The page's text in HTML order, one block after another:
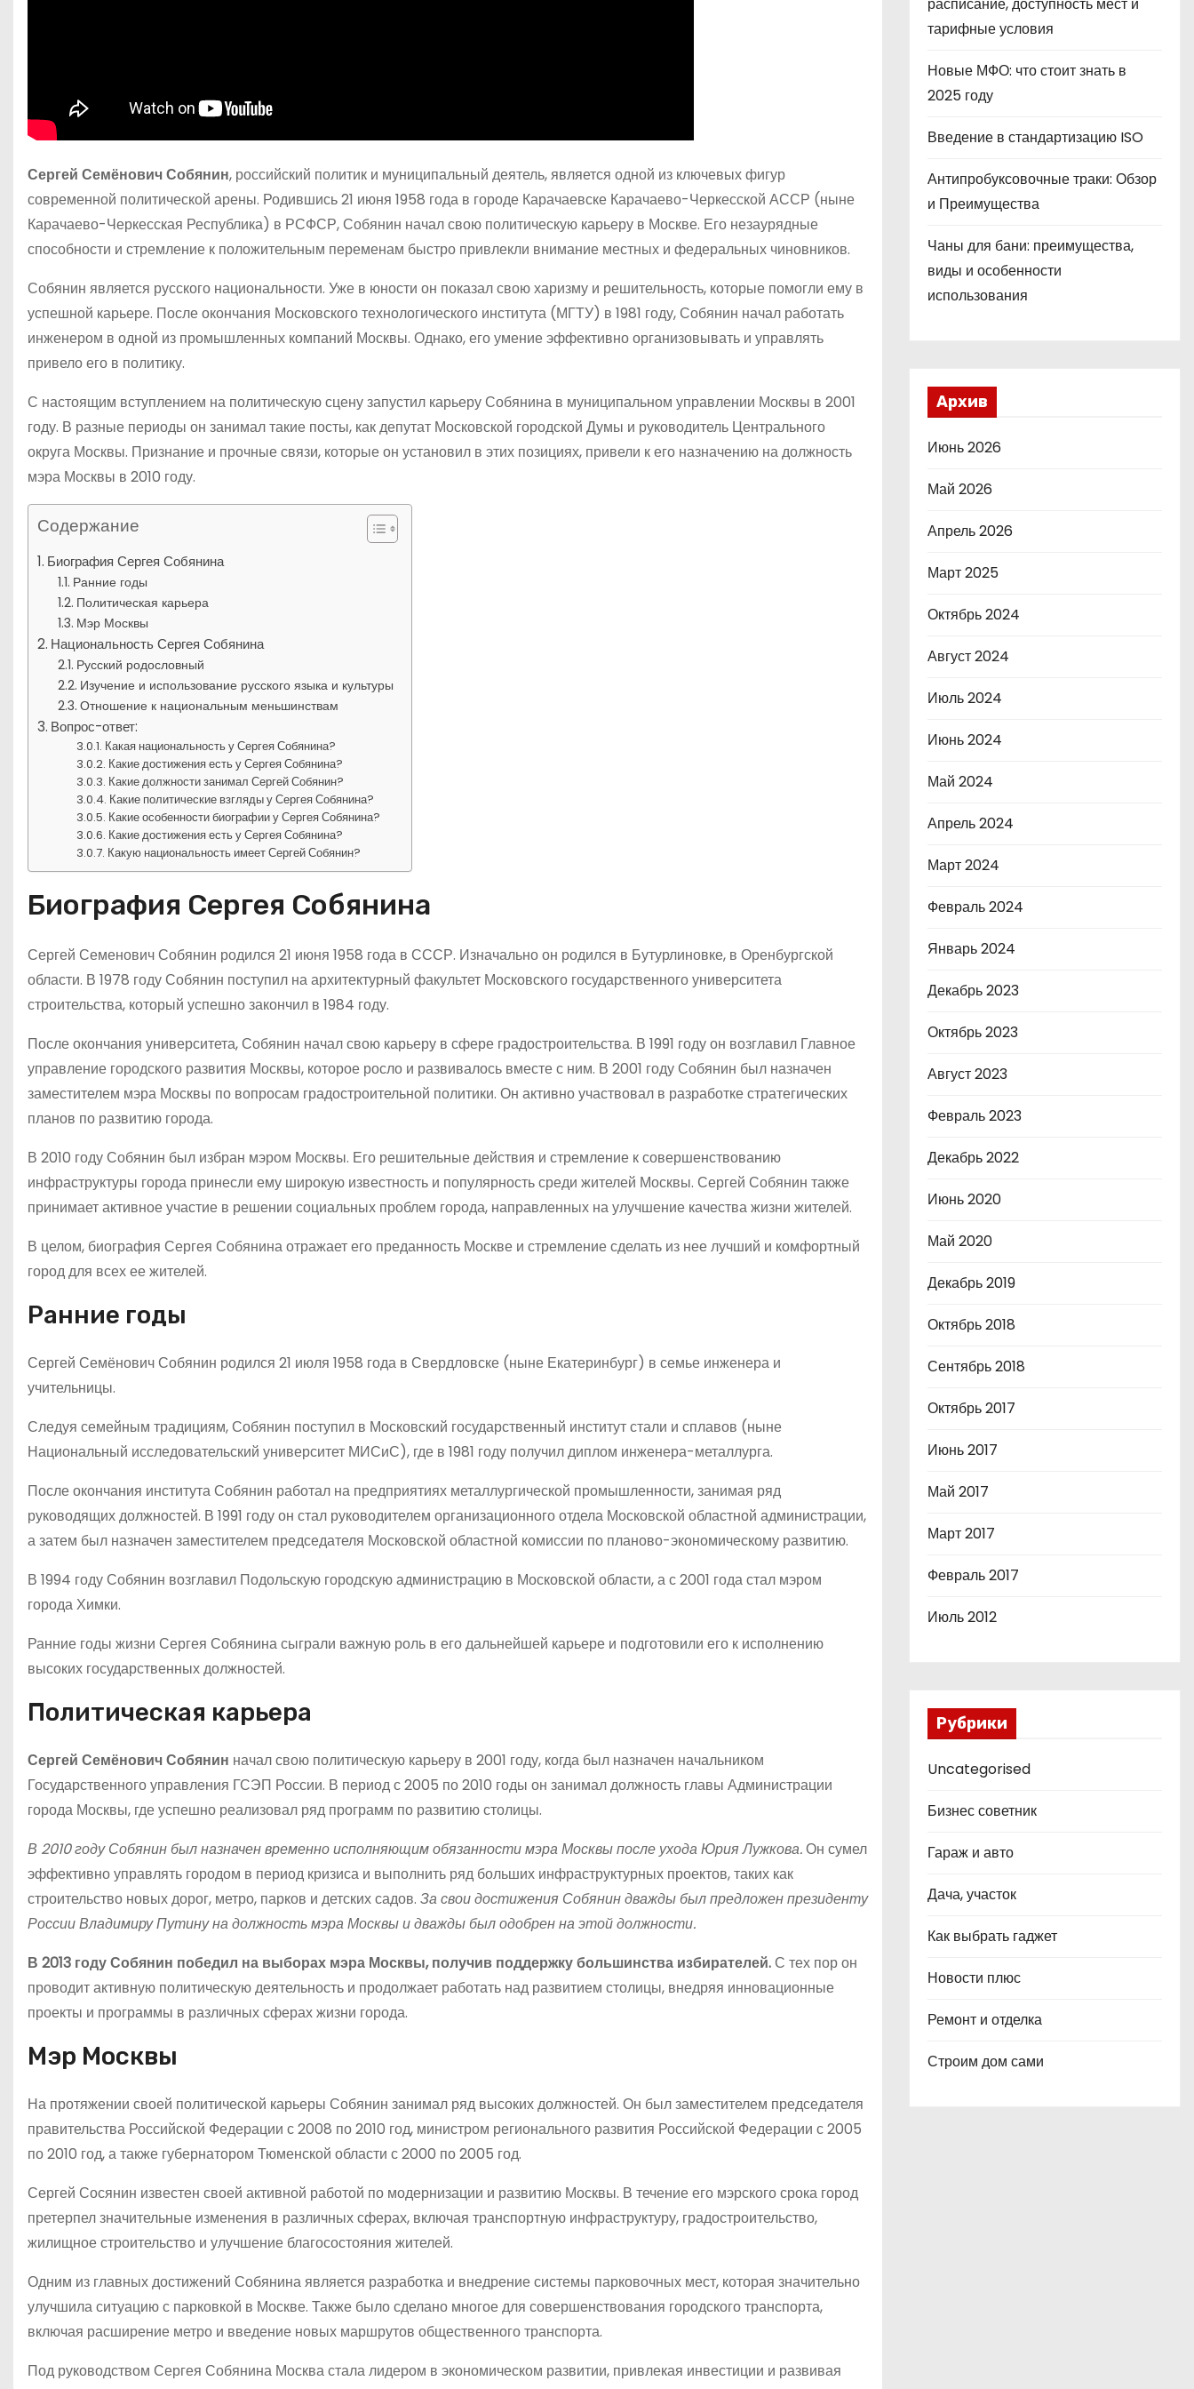
Сергей Семёнович Собянин, российский политик и муниципальный деятель, является одной из ключевых фигур
современной политической арены. Родившись 21 июня 1958 года в городе Карачаевске Карачаево-Черкесской АССР (ныне
Карачаево-Черкесская Республика) в РСФСР, Собянин начал свою политическую карьеру в Москве. Его незаурядные
способности и стремление к положительным переменам быстро привлекли внимание местных и федеральных чиновников.
Собянин является русского национальности. Уже в юности он показал свою харизму и решительность, которые помогли ему в
успешной карьере. После окончания Московского технологического института (МГТУ) в 1981 году, Собянин начал работать
инженером в одной из промышленных компаний Москвы. Однако, его умение эффективно организовывать и управлять
привело его в политику.
С настоящим вступлением на политическую сцену запустил карьеру Собянина в муниципальном управлении Москвы в 2001
году. В разные периоды он занимал такие посты, как депутат Московской городской Думы и руководитель Центрального
округа Москвы. Признание и прочные связи, которые он установил в этих позициях, привели к его назначению на должность
мэра Москвы в 2010 году.
Содержание
Биография Сергея Собянина
Ранние годы
Политическая карьера
Мэр Москвы
Национальность Сергея Собянина
Русский родословный
Изучение и использование русского языка и культуры
Отношение к национальным меньшинствам
Вопрос-ответ:
Какая национальность у Сергея Собянина?
Какие достижения есть у Сергея Собянина?
Какие должности занимал Сергей Собянин?
Какие политические взгляды у Сергея Собянина?
Какие особенности биографии у Сергея Собянина?
Какие достижения есть у Сергея Собянина?
Какую национальность имеет Сергей Собянин?
Биография Сергея Собянина
Сергей Семенович Собянин родился 21 июня 1958 года в СССР. Изначально он родился в Бутурлиновке, в Оренбургской
области. В 1978 году Собянин поступил на архитектурный факультет Московского государственного университета
строительства, который успешно закончил в 1984 году.
После окончания университета, Собянин начал свою карьеру в сфере градостроительства. В 1991 году он возглавил Главное
управление городского развития Москвы, которое росло и развивалось вместе с ним. В 2001 году Собянин был назначен
заместителем мэра Москвы по вопросам градостроительной политики. Он активно участвовал в разработке стратегических
планов по развитию города.
В 2010 году Собянин был избран мэром Москвы. Его решительные действия и стремление к совершенствованию
инфраструктуры города принесли ему широкую известность и популярность среди жителей Москвы. Сергей Собянин также
принимает активное участие в решении социальных проблем города, направленных на улучшение качества жизни жителей.
В целом, биография Сергея Собянина отражает его преданность Москве и стремление сделать из нее лучший и комфортный
город для всех ее жителей.
Ранние годы
Сергей Семёнович Собянин родился 21 июля 1958 года в Свердловске (ныне Екатеринбург) в семье инженера и
учительницы.
Следуя семейным традициям, Собянин поступил в Московский государственный институт стали и сплавов (ныне
Национальный исследовательский университет МИСиС), где в 1981 году получил диплом инженера-металлурга.
После окончания института Собянин работал на предприятиях металлургической промышленности, занимая ряд
руководящих должностей. В 1991 году он стал руководителем организационного отдела Московской областной администрации,
а затем был назначен заместителем председателя Московской областной комиссии по планово-экономическому развитию.
В 1994 году Собянин возглавил Подольскую городскую администрацию в Московской области, а с 2001 года стал мэром
города Химки.
Ранние годы жизни Сергея Собянина сыграли важную роль в его дальнейшей карьере и подготовили его к исполнению
высоких государственных должностей.
Политическая карьера
Сергей Семёнович Собянин начал свою политическую карьеру в 2001 году, когда был назначен начальником
Государственного управления ГСЭП России. В период с 2005 по 2010 годы он занимал должность главы Администрации
города Москвы, где успешно реализовал ряд программ по развитию столицы.
В 2010 году Собянин был назначен временно исполняющим обязанности мэра Москвы после ухода Юрия Лужкова.Он сумел
эффективно управлять городом в период кризиса и выполнить ряд больших инфраструктурных проектов, таких как
строительство новых дорог, метро, парков и детских садов. За свои достижения Собянин дважды был предложен президенту
России Владимиру Путину на должность мэра Москвы и дважды был одобрен на этой должности.
В 2013 году Собянин победил на выборах мэра Москвы, получив поддержку большинства избирателей.С тех пор он
проводит активную политическую деятельность и продолжает работать над развитием столицы, внедряя инновационные
проекты и программы в различных сферах жизни города.
Мэр Москвы
На протяжении своей политической карьеры Собянин занимал ряд высоких должностей. Он был заместителем председателя
правительства Российской Федерации с 2008 по 2010 год, министром регионального развития Российской Федерации с 2005
по 2010 год, а также губернатором Тюменской области с 2000 по 2005 год.
Сергей Сосянин известен своей активной работой по модернизации и развитию Москвы. В течение его мэрского срока город
претерпел значительные изменения в различных сферах, включая транспортную инфраструктуру, градостроительство,
жилищное строительство и улучшение благосостояния жителей.
Одним из главных достижений Собянина является разработка и внедрение системы парковочных мест, которая значительно
улучшила ситуацию с парковкой в Москве. Также было сделано многое для совершенствования городского транспорта,
включая расширение метро и введение новых маршрутов общественного транспорта.
Под руководством Сергея Собянина Москва стала лидером в экономическом развитии, привлекая инвестиции и развивая
тарифные условия
Новые МФО: что стоит знать в
2025 году
Введение в стандартизацию ISO
Антипробуксовочные траки: Обзор
и Преимущества
Чаны для бани: преимущества,
виды и особенности
использования
Архив
Июнь 2026
Май 2026
Апрель 2026
Март 2025
Октябрь 2024
Август 2024
Июль 2024
Июнь 2024
Май 2024
Апрель 2024
Март 2024
Февраль 2024
Январь 2024
Декабрь 2023
Октябрь 2023
Август 2023
Февраль 2023
Декабрь 2022
Июнь 2020
Май 2020
Декабрь 2019
Октябрь 2018
Сентябрь 2018
Октябрь 2017
Июнь 2017
Май 2017
Март 2017
Февраль 2017
Июль 2012
Рубрики
Uncategorised
Бизнес советник
Гараж и авто
Дача, участок
Как выбрать гаджет
Новости плюс
Ремонт и отделка
Строим дом сами